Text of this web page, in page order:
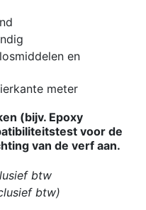
en
meter
(bijv. Epoxy
voor de
van de verf aan.
btw
btw)